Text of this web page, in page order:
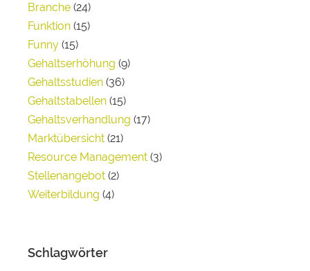
Branche (24)
Funktion (15)
Funny (15)
Gehaltserhöhung (9)
Gehaltsstudien (36)
Gehaltstabellen (15)
Gehaltsverhandlung (17)
Marktübersicht (21)
Resource Management (3)
Stellenangebot (2)
Weiterbildung (4)
Schlagwörter